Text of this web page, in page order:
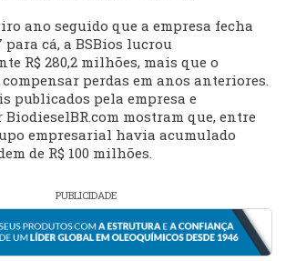
ano seguido que a empresa fecha
para cá, a BSBios lucrou
R$ 280,2 milhões, mais que o
perdas em anos anteriores.
publicados pela empresa e
mostram que, entre
empresarial havia acumulado
de R$ 100 milhões.
PUBLICIDADE